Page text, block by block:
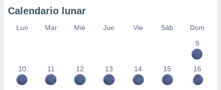
Calendario lunar
Lun Mar Mié Jue Vie Sáb
Dom
9
10 11 12 13 14 15 16